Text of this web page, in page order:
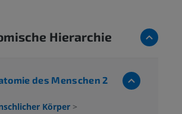
Hierarchie
des Menschen 2
Körper >